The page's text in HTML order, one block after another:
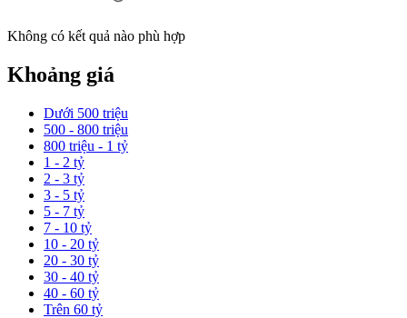
Không có kết quả nào phù hợp
Khoảng giá
Dưới 500 triệu
500 - 800 triệu
800 triệu - 1 tỷ
1 - 2 tỷ
2 - 3 tỷ
3 - 5 tỷ
5 - 7 tỷ
7 - 10 tỷ
10 - 20 tỷ
20 - 30 tỷ
30 - 40 tỷ
40 - 60 tỷ
Trên 60 tỷ